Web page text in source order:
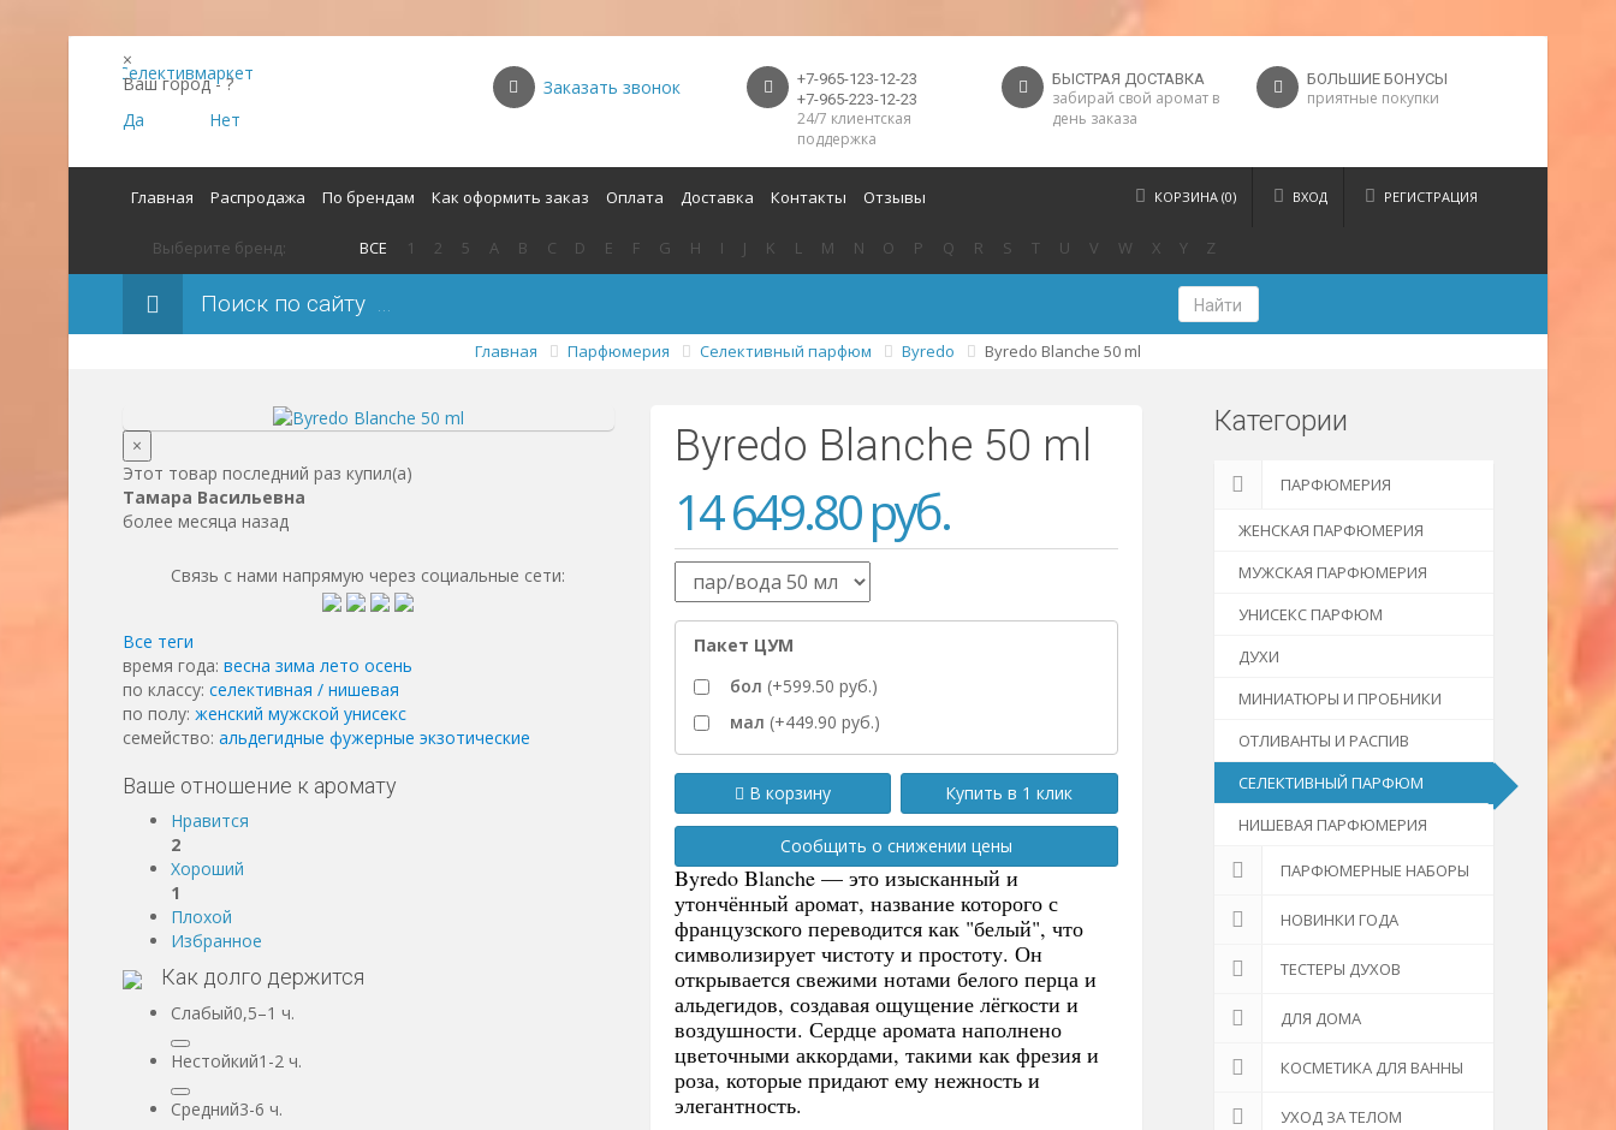
×
Ваш город -?
Да
Нет
Заказать звонок
+7-965-123-12-23
+7-965-223-12-23
24/7 клиентская
поддержка
БЫСТРАЯ ДОСТАВКА
забирай свой аромат в
день заказа
БОЛЬШИЕ БОНУСЫ
приятные покупки
Главная Распродажа По брендам Как оформить заказ Оплата Доставка Контакты Отзывы КОРЗИНА (0) ВХОД РЕГИСТРАЦИЯ
Выберите бренд: ВСЕ 1 2 5 A B C D E F G H I J K L M N O P Q R S T U V W X Y Z
Поиск по сайту Найти
Главная Парфюмерия Селективный парфюм Byredo Byredo Blanche 50 ml
×
Этот товар последний раз купил(a)
Тамара Васильевна
более месяца назад
Связь с нами напрямую через социальные сети:
Все теги
время года: весна зима лето осень
по классу: cелективная / нишевая
по полу: женский мужской унисекс
семейство: альдегидные фужерные экзотические
Ваше отношение к аромату
Нравится
2
Хороший
1
Плохой
Избранное
Как долго держится
Слабый0,5–1 ч.
Нестойкий1-2 ч.
Средний3-6 ч.
Byredo Blanche 50 ml
14 649.80руб.
Пакет ЦУМ
бол (+599.50 руб.)
мал (+449.90 руб.)
В корзину Купить в 1 клик
Сообщить о снижении цены
Byredo Blanche — это изысканный и
утончённый аромат, название которого с
французского переводится как "белый", что
символизирует чистоту и простоту. Он
открывается свежими нотами белого перца и
альдегидов, создавая ощущение лёгкости и
воздушности. Сердце аромата наполнено
цветочными аккордами, такими как фрезия и
роза, которые придают ему нежность и
элегантность.
Категории
ПАРФЮМЕРИЯ
ЖЕНСКАЯ ПАРФЮМЕРИЯ
МУЖСКАЯ ПАРФЮМЕРИЯ
УНИСЕКС ПАРФЮМ
ДУХИ
МИНИАТЮРЫ И ПРОБНИКИ
ОТЛИВАНТЫ И РАСПИВ
СЕЛЕКТИВНЫЙ ПАРФЮМ
НИШЕВАЯ ПАРФЮМЕРИЯ
ПАРФЮМЕРНЫЕ НАБОРЫ
НОВИНКИ ГОДА
ТЕСТЕРЫ ДУХОВ
ДЛЯ ДОМА
КОСМЕТИКА ДЛЯ ВАННЫ
УХОД ЗА ТЕЛОМ